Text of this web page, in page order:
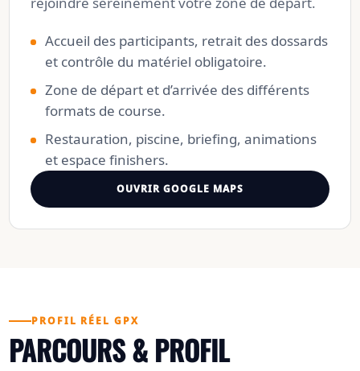
Accueil des participants, retrait des dossards
et contrôle du matériel obligatoire.
Zone de départ et d’arrivée des différents
formats de course.
Restauration, piscine, briefing, animations
et espace finishers.
OUVRIR GOOGLE MAPS
PROFIL RÉEL GPX
PARCOURS & PROFIL